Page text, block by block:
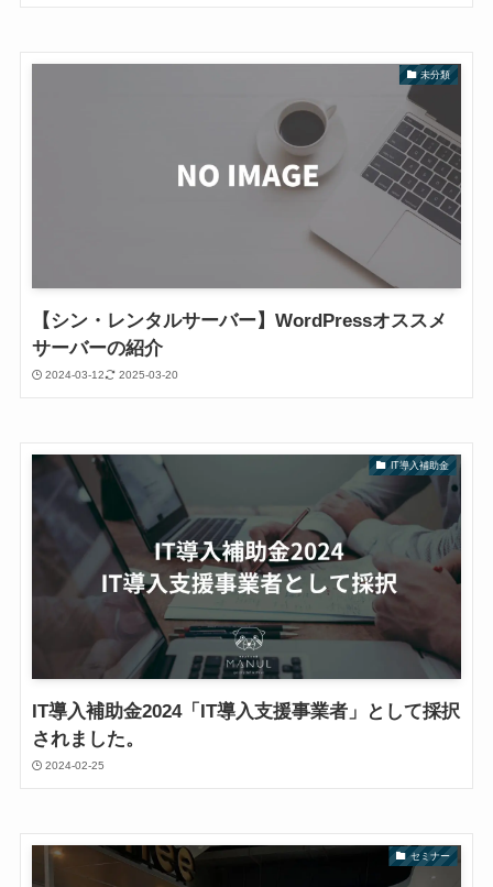
未分類
【シン・レンタルサーバー】WordPressオススメ
サーバーの紹介
2024-03-12 2025-03-20
IT導入補助金
IT導入補助金2024「IT導入支援事業者」として採択
されました。
2024-02-25
セミナー